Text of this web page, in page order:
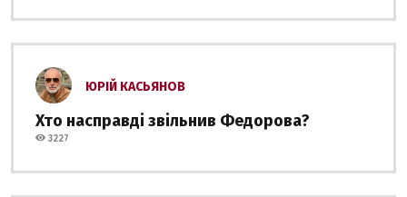
ЮРІЙ КАСЬЯНОВ
Хто насправді звільнив Федорова?
3227